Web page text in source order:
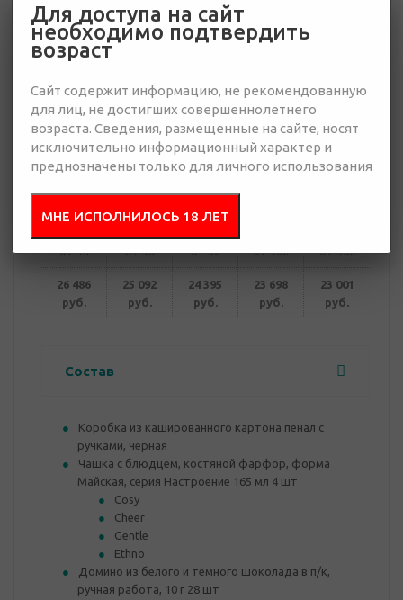
Отправить
запрос
Добавить в
В корзину
Купить в 1 клик
от 10 от 30 от 50 от 100 от 300
26 486
руб.
25 092
руб.
24 395
руб.
23 698
руб.
23 001
руб.
Состав
Коробка из кашированного картона пенал с
ручками, черная
Чашка с блюдцем, костяной фарфор, форма
Майская, серия Настроение 165 мл 4 шт
Cosy
Cheer
Gentle
Ethno
Домино из белого и темного шоколада в п/к,
ручная работа, 10 г 28 шт
Для доступа на сайт
необходимо подтвердить
возраст
Сайт содержит информацию, не рекомендованную
для лиц, не достигших совершеннолетнего
возраста. Сведения, размещенные на сайте, носят
исключительно информационный характер и
преднозначены только для личного использования
МНЕ ИСПОЛНИЛОСЬ 18 ЛЕТ